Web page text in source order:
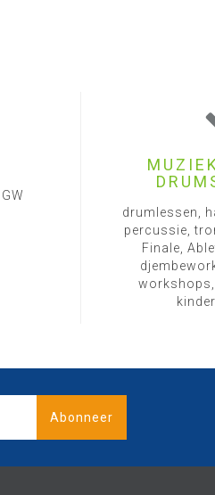
drumlessen,
percussie,
Finale,
workshops,
Abonneer